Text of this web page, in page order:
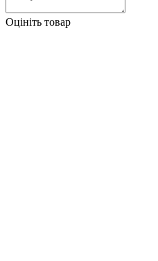
Оцініть товар